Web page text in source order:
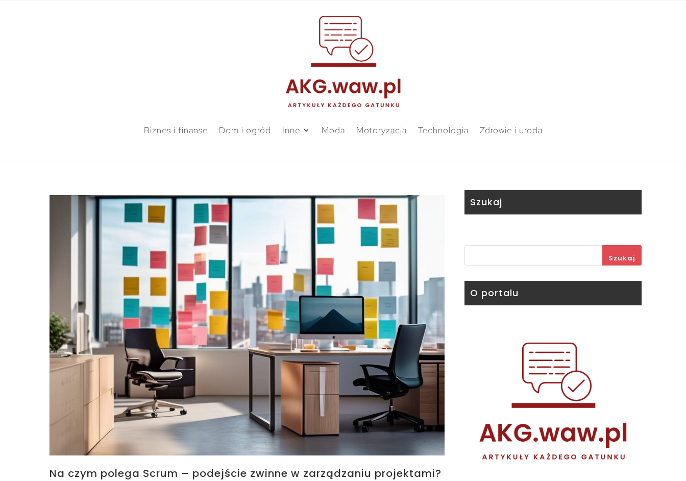
Biznes i finanse Dom i ogród Inne Moda Motoryzacja Technologia Zdrowie i uroda
Na czym polega Scrum – podejście zwinne w zarządzaniu projektami?
Szukaj
Szukaj
O portalu